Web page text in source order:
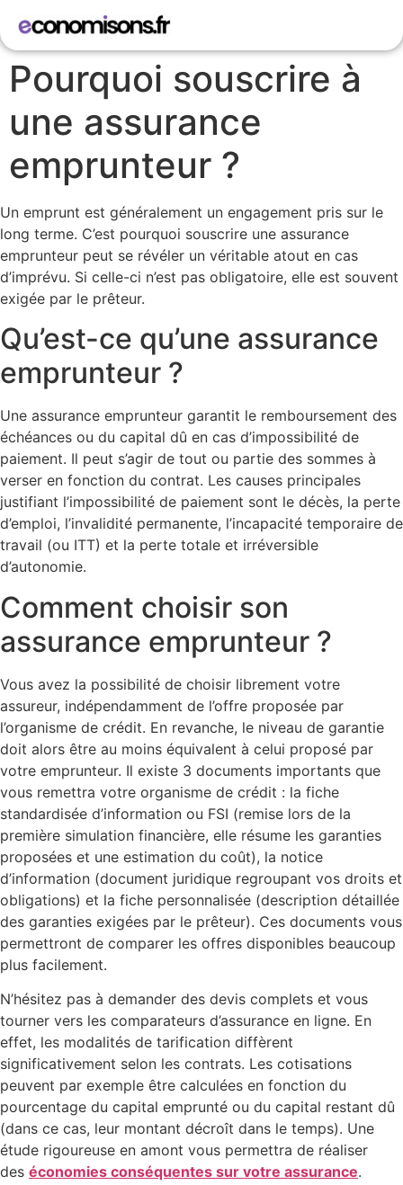
Pourquoi souscrire à
une assurance
emprunteur ?
Un emprunt est généralement un engagement pris sur le
long terme. C’est pourquoi souscrire une assurance
emprunteur peut se révéler un véritable atout en cas
d’imprévu. Si celle-ci n’est pas obligatoire, elle est souvent
exigée par le prêteur.
Qu’est-ce qu’une assurance
emprunteur ?
Une assurance emprunteur garantit le remboursement des
échéances ou du capital dû en cas d’impossibilité de
paiement. Il peut s’agir de tout ou partie des sommes à
verser en fonction du contrat. Les causes principales
justifiant l’impossibilité de paiement sont le décès, la perte
d’emploi, l’invalidité permanente, l’incapacité temporaire de
travail (ou ITT) et la perte totale et irréversible
d’autonomie.
Comment choisir son
assurance emprunteur ?
Vous avez la possibilité de choisir librement votre
assureur, indépendamment de l’offre proposée par
l’organisme de crédit. En revanche, le niveau de garantie
doit alors être au moins équivalent à celui proposé par
votre emprunteur. Il existe 3 documents importants que
vous remettra votre organisme de crédit : la fiche
standardisée d’information ou FSI (remise lors de la
première simulation financière, elle résume les garanties
proposées et une estimation du coût), la notice
d’information (document juridique regroupant vos droits et
obligations) et la fiche personnalisée (description détaillée
des garanties exigées par le prêteur). Ces documents vous
permettront de comparer les offres disponibles beaucoup
plus facilement.
N’hésitez pas à demander des devis complets et vous
tourner vers les comparateurs d’assurance en ligne. En
effet, les modalités de tarification diffèrent
significativement selon les contrats. Les cotisations
peuvent par exemple être calculées en fonction du
pourcentage du capital emprunté ou du capital restant dû
(dans ce cas, leur montant décroît dans le temps). Une
étude rigoureuse en amont vous permettra de réaliser
des économies conséquentes sur votre assurance.